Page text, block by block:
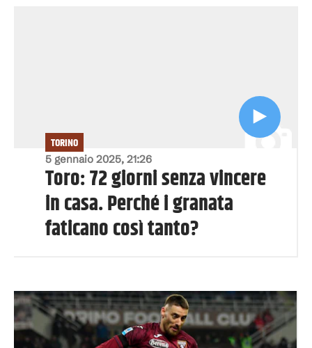
5 gennaio 2025, 21:26
TORINO
Toro: 72 giorni senza vincere
in casa. Perché i granata
faticano così tanto?